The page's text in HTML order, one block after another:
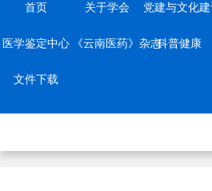
首页 关于学会 党建与文化
医学鉴定中心 《云南医药》杂志科普健康
文件下载